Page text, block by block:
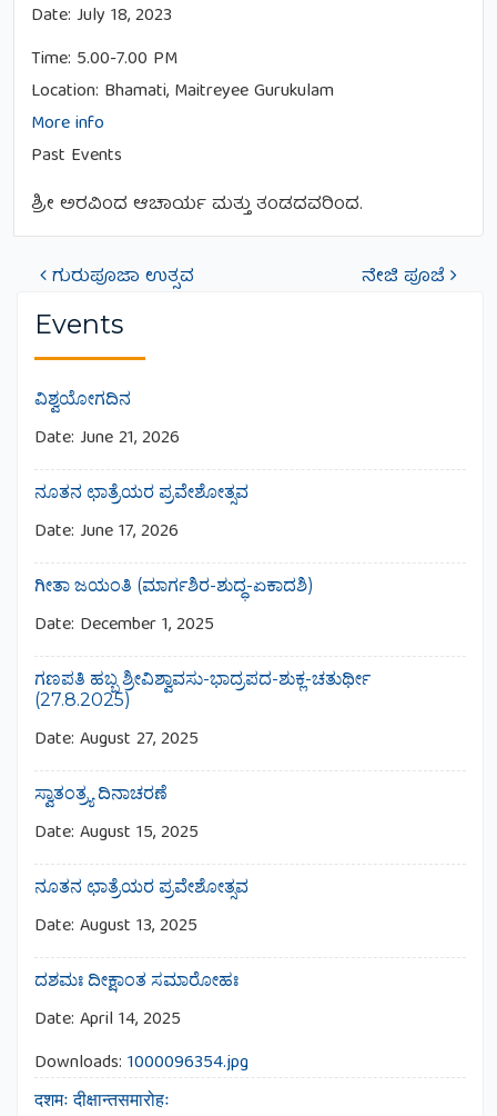
Date: July 18, 2023
Time: 5.00-7.00 PM
Location: Bhamati, Maitreyee Gurukulam
More info
Past Events
ಶ್ರೀ ಅರವಿಂದ ಆಚಾರ್ಯ ಮತ್ತು ತಂಡದವರಿಂದ.
Post navigation
ಗುರುಪೂಜಾ ಉತ್ಸವ ನೇಜಿ ಪೂಜೆ
Events
ವಿಶ್ವಯೋಗದಿನ
Date: June 21, 2026
ನೂತನ ಛಾತ್ರೆಯರ ಪ್ರವೇಶೋತ್ಸವ
Date: June 17, 2026
ಗೀತಾ ಜಯಂತಿ (ಮಾರ್ಗಶಿರ-ಶುದ್ಧ-ಏಕಾದಶಿ)
Date: December 1, 2025
ಗಣಪತಿ ಹಬ್ಬ ಶ್ರೀವಿಶ್ವಾವಸು-ಭಾದ್ರಪದ-ಶುಕ್ಲ-ಚತುರ್ಥೀ
(27.8.2025)
Date: August 27, 2025
ಸ್ವಾತಂತ್ರ್ಯ ದಿನಾಚರಣೆ
Date: August 15, 2025
ನೂತನ ಛಾತ್ರೆಯರ ಪ್ರವೇಶೋತ್ಸವ
Date: August 13, 2025
ದಶಮಃ ದೀಕ್ಷಾಂತ ಸಮಾರೋಹಃ
Date: April 14, 2025
Downloads: 1000096354.jpg
दशमः दीक्षान्तसमारोहः